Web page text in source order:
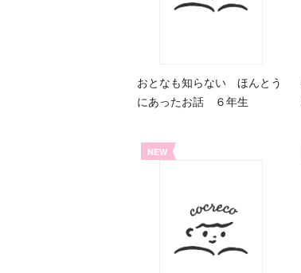
おとなも知らない ほんとう
にあったお話 ６年生
NEW